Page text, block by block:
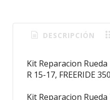
DESCRIPCIÓN
Kit Reparacion Rueda
R 15-17, FREERIDE
Kit Reparacion Rueda